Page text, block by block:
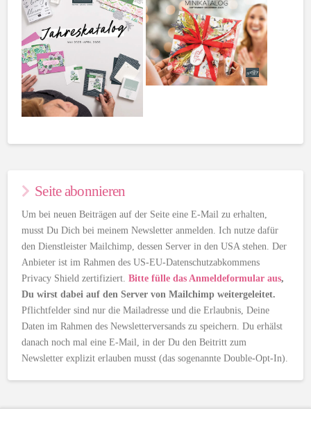
Seite abonnieren
Um bei neuen Beiträgen auf der Seite eine E-Mail zu erhalten,
musst Du Dich bei meinem Newsletter anmelden. Ich nutze dafür
den Dienstleister Mailchimp, dessen Server in den USA stehen. Der
Anbieter ist im Rahmen des US-EU-Datenschutzabkommens
Privacy Shield zertifiziert.Bitte fülle das Anmeldeformular aus,
Du wirst dabei auf den Server von Mailchimp weitergeleitet.
Pflichtfelder sind nur die Mailadresse und die Erlaubnis, Deine
Daten im Rahmen des Newsletterversands zu speichern. Du erhälst
danach noch mal eine E-Mail, in der Du den Beitritt zum
Newsletter explizit erlauben musst (das sogenannte Double-Opt-In).